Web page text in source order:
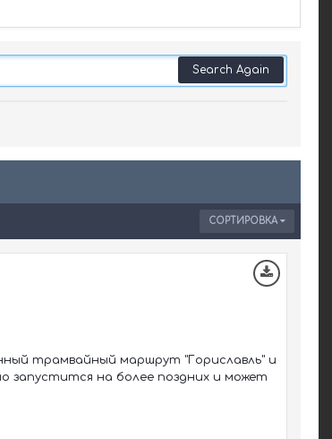
Search Again
СОРТИРОВКА
трамвайный маршрут "Гориславль" и
запустится на более поздних и может